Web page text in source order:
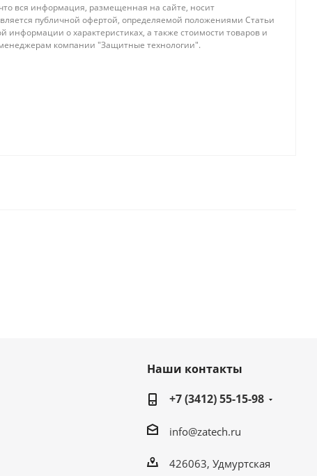
вся информация, размещенная на сайте, носит
публичной офертой, определяемой положениями Статьи
информации о характеристиках, а также стоимости товаров и
компании "Защитные технологии".
Наши контакты
+7 (3412) 55-15-98
info@zatech.ru
426063, Удмуртская